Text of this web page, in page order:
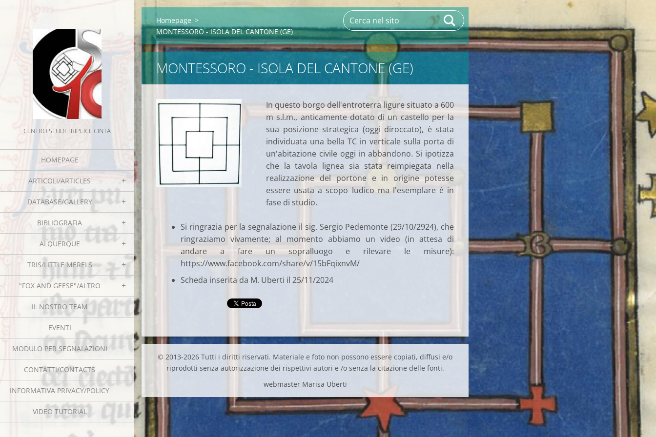
CENTRO STUDI TRIPLICE CINTA
HOMEPAGE
ARTICOLI/ARTICLES
DATABASE/GALLERY
BIBLIOGRAFIA
ALQUERQUE
TRIS/LITTLE MERELS
"FOX AND GEESE"/ALTRO
IL NOSTRO TEAM
EVENTI
MODULO PER SEGNALAZIONI
CONTATTI/CONTACTS
INFORMATIVA PRIVACY/POLICY
VIDEO TUTORIAL
Homepage >
MONTESSORO - ISOLA DEL CANTONE (GE)
MONTESSORO - ISOLA DEL CANTONE (GE)
In questo borgo dell'entroterra ligure situato a 600
m s.l.m., anticamente dotato di un castello per la
sua posizione strategica (oggi diroccato), è stata
individuata una bella TC in verticale sulla porta di
un'abitazione civile oggi in abbandono. Si ipotizza
che la tavola lignea sia stata reimpiegata nella
realizzazione del portone e in origine potesse
essere usata a scopo ludico ma l'esemplare è in
fase di studio.
Si ringrazia per la segnalazione il sig. Sergio Pedemonte (29/10/2924), che
ringraziamo vivamente; al momento abbiamo un video (in attesa di
andare a fare un sopralluogo e rilevare le misure):
https://www.facebook.com/share/v/15bFqixnvM/
Scheda inserita da M. Uberti il 25/11/2024
© 2013-2026 Tutti i diritti riservati. Materiale e foto non possono essere copiati, diffusi e/o
riprodotti senza autorizzazione dei rispettivi autori e /o senza la citazione delle fonti.
webmaster Marisa Uberti